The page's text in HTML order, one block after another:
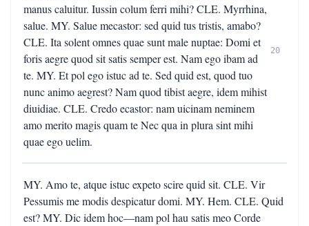
manus caluitur. Iussin colum ferri mihi? CLE. Myrrhina,
salue. MY. Salue mecastor: sed quid tus tristis, amabo?
CLE. Ita solent omnes quae sunt male nuptae: Domi et
foris aegre quod sit satis semper est. Nam ego ibam ad
te. MY. Et pol ego istuc ad te. Sed quid est, quod tuo
nunc animo aegrest? Nam quod tibist aegre, idem mihist
diuidiae. CLE. Credo ecastor: nam uicinam neminem
amo merito magis quam te Nec qua in plura sint mihi
quae ego uelim.
20
MY. Amo te, atque istuc expeto scire quid sit. CLE. Vir
Pessumis me modis despicatur domi. MY. Hem. CLE. Quid
est? MY. Dic idem hoc—nam pol hau satis meo Corde